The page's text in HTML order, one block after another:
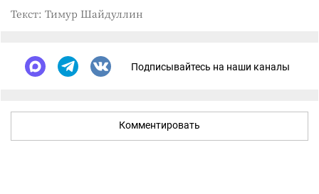
Текст: Тимур Шайдуллин
Подписывайтесь на наши каналы
Комментировать